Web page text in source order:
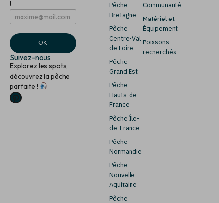
!
E
m
i
l
*
*
E
m
i
l
*
OK
Suivez-nous
Explorez les spots,
découvrez la pêche
parfaite !
Pêche
Bretagne
Pêche
Centre-Val
de Loire
Pêche
Grand Est
Pêche
Hauts-de-
France
Pêche Île-
de-France
Pêche
Normandie
Pêche
Nouvelle-
Aquitaine
Pêche
Communauté
Matériel et
Équipement
Poissons
recherchés